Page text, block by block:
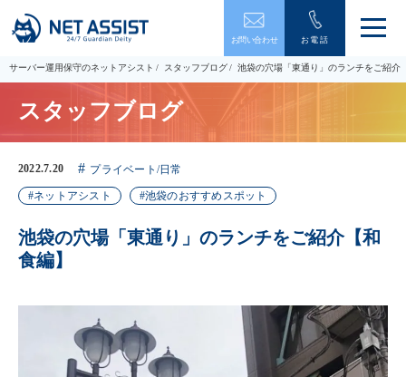
お問い合わせ お電話
メ
ュ
ー
閉
サーバー運用保守のネットアシスト スタッフブログ 池袋の穴場「東通り」のランチをご紹
スタッフブログ
2022.7.20 プライベート/日常
ネットアシスト 池袋のおすすめスポット
池袋の穴場「東通り」のランチをご紹介【和
食編】